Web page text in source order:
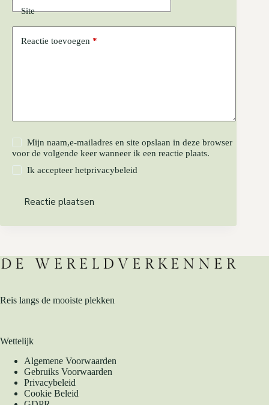
Site
Reactie toevoegen *
Mijn naam,e-mailadres en site opslaan in deze browser
voor de volgende keer wanneer ik een reactie plaats.
Ik accepteer hetprivacybeleid
Reactie plaatsen
Reis langs de mooiste plekken
Wettelijk
Algemene Voorwaarden
Gebruiks Voorwaarden
Privacybeleid
Cookie Beleid